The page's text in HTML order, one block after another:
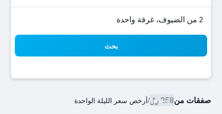
2 من الضيوف، غرفة واحدة
بحث
صفقات من258 ﷼ /أرخص سعر الليلة الواحدة